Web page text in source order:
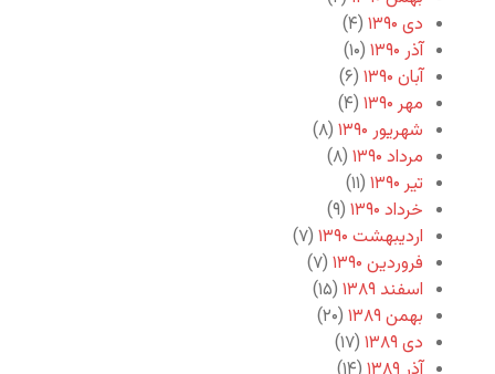
دی ۱۳۹۰
(۴)
آذر ۱۳۹۰
(۱۰)
آبان ۱۳۹۰
(۶)
مهر ۱۳۹۰
(۴)
شهریور ۱۳۹۰
(۸)
مرداد ۱۳۹۰
(۸)
تیر ۱۳۹۰
(۱۱)
خرداد ۱۳۹۰
(۹)
اردیبهشت ۱۳۹۰
(۷)
فروردین ۱۳۹۰
(۷)
اسفند ۱۳۸۹
(۱۵)
بهمن ۱۳۸۹
(۲۰)
دی ۱۳۸۹
(۱۷)